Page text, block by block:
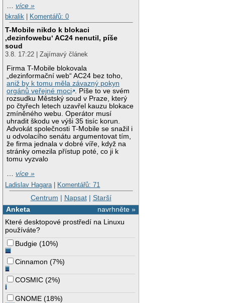
…více »
bkralik
Komentářů: 0
T-Mobile nikdo k blokaci
‚dezinfowebu‘ AC24 nenutil, píše
soud
3.8. 17:22 | Zajímavý článek
Firma T-Mobile blokovala
„dezinformační web“ AC24 bez toho,
aniž by k tomu měla závazný pokyn
orgánů veřejné moci . Píše to ve svém
rozsudku Městský soud v Praze, který
po čtyřech letech uzavřel kauzu blokace
zmíněného webu. Operátor musí
uhradit škodu ve výši 35 tisíc korun.
Advokát společnosti T-Mobile se snažil i
u odvolacího senátu argumentovat tím,
že firma jednala v dobré víře, když na
stránky omezila přístup poté, co ji k
tomu vyzvalo
…více »
Ladislav Hagara | Komentářů: 71
Centrum | Napsat| Starší
navrhněte »
Anketa
Které desktopové prostředí na Linuxu
používáte?
Budgie (10%)
Cinnamon (7%)
COSMIC (2%)
GNOME (18%)